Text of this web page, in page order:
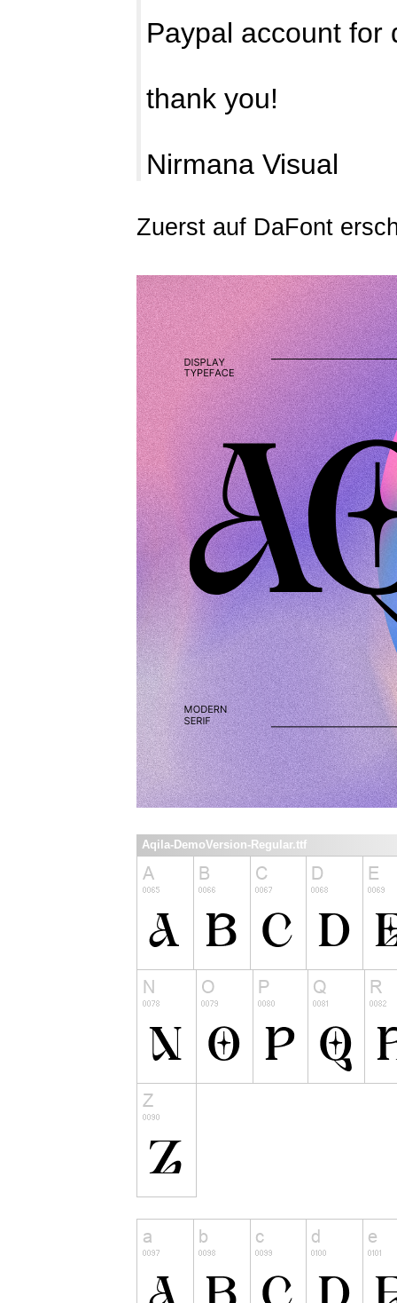
Paypal account
thank you!
Nirmana Visual
Zuerst auf DaFont
Aqila-DemoVersion-Regular.ttf